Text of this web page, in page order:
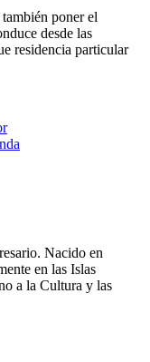
poner el
desde las
residencia particular
Nacido en
en las Islas
a la Cultura y las